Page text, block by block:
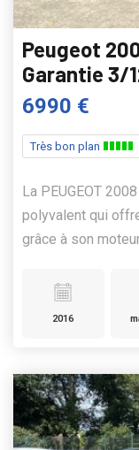
Peugeot
Garantie 3/
6990 €
Très bon plan
La PEUGEOT
polyvalent qui
grâce à son
2016